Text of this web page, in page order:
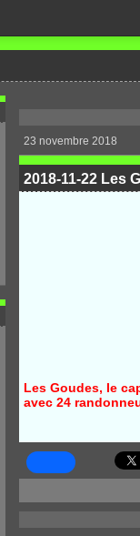
23 novembre 2018
2018-11-22 Les
Les Goudes, le
avec 24